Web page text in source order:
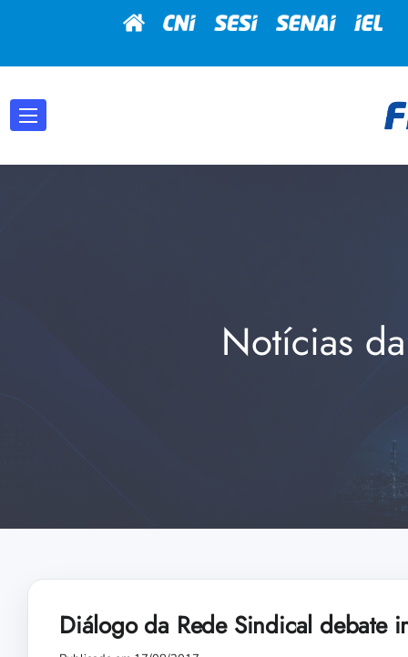
Notícias
Diálogo da Rede Sindical debate